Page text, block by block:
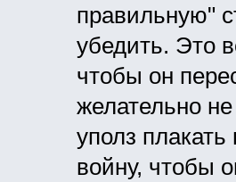
правильную"
убедить. Это
чтобы он
желательно не
уполз
войну, чтобы